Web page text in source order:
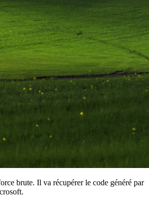
brute. Il va récupérer le code généré par